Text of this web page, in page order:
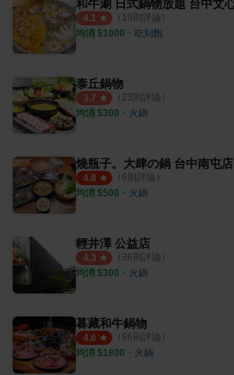
4.1 （ 19則評論）
均消 $1000 ・ 吃到飽
泰丘鍋物
3.7 （ 23則評論）
均消 $300 ・ 火鍋
燒瓶子。大肆の鍋 台中南屯店
4.8 （ 6則評論）
均消 $500 ・ 火鍋
輕井澤 公益店
4.3 （ 36則評論）
均消 $300 ・ 火鍋
暮藏和牛鍋物
4.6 （ 66則評論）
均消 $1800 ・ 火鍋